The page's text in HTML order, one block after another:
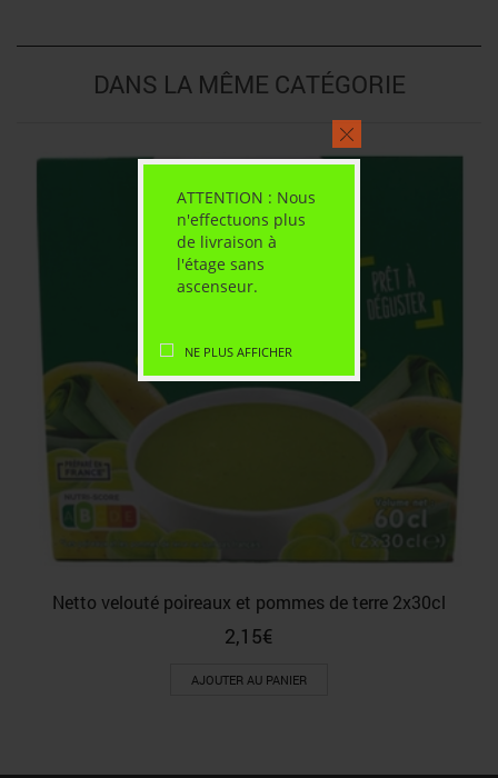
ATTENTION : Nous
n'effectuons plus
de livraison à
l'étage sans
ascenseur.
NE PLUS AFFICHER
DANS LA MÊME CATÉGORIE
Netto velouté poireaux et pommes de terre 2x30cl
2,15€
AJOUTER AU PANIER